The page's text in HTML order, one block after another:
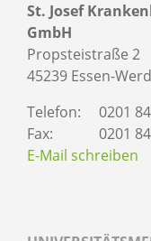
St. Josef
GmbH
Propsteistraße 2
45239 Essen-
Telefon:
0201
Fax:
0201
E-Mail schreiben